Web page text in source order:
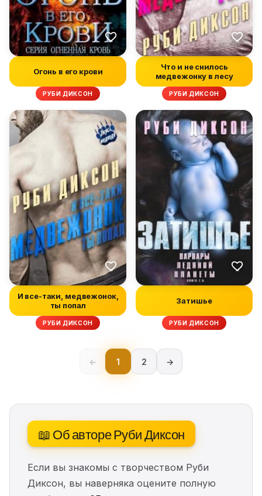
Огонь в его крови
РУБИ ДИКСОН
Что и не снилось
медвежонку в лесу
РУБИ ДИКСОН
И все-таки, медвежонок,
ты попал
РУБИ ДИКСОН
Затишье
РУБИ ДИКСОН
← 1 2 →
📖 Об авторе Руби Диксон
Если вы знакомы с творчеством Руби
Диксон, вы наверняка оцените полную